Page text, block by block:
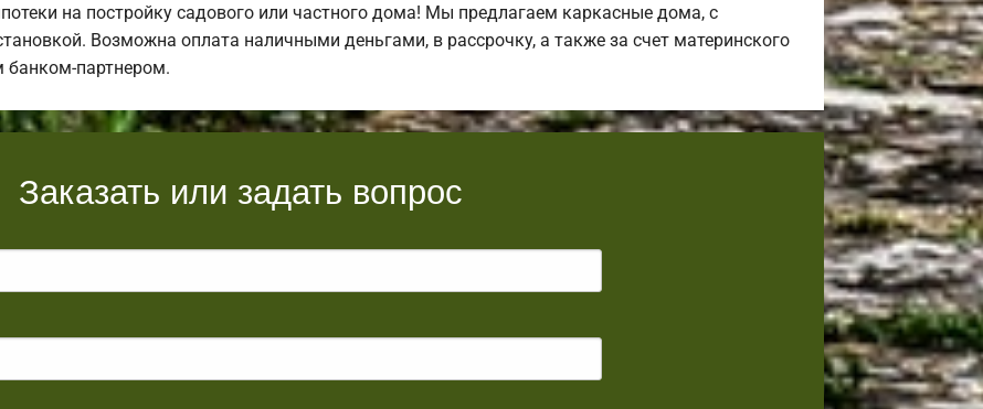
на постройку садового или частного дома! Мы предлагаем каркасные дома, с
Возможна оплата наличными деньгами, в рассрочку, а также за счет материнского
банком-партнером.
Заказать или задать вопрос